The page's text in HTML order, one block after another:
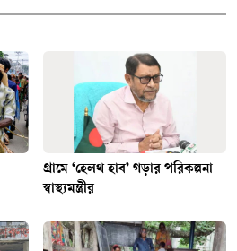
গ্রামে ‘হেলথ হাব’ গড়ার পরিকল্পনা
স্বাস্থ্যমন্ত্রীর